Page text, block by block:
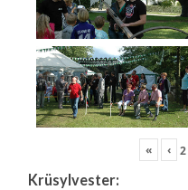
« ‹ 2
Krüsylvester: